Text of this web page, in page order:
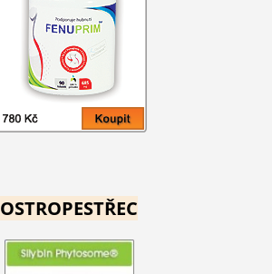
OSTROPESTŘEC